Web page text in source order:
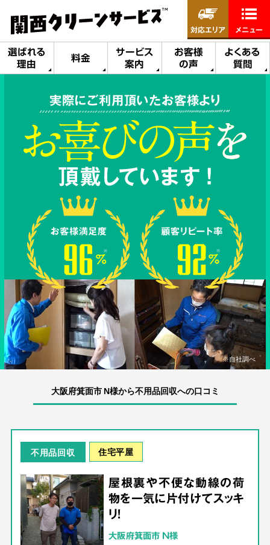
選ばれる
理由
料金
サービス
案内
お客様
の声
よくある
質問
対応エリア メニュー
実際にご利用頂いたお客様より
※自社調べ
大阪府箕面市 N様から不用品回収への口コミ
不用品回収 住宅平屋
屋根裏や不便な動線の荷
物を一気に片付けてスッキ
リ！
大阪府箕面市 N様